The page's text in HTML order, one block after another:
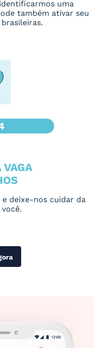
uma
também ativar seu
VAGA
deixe-nos cuidar da